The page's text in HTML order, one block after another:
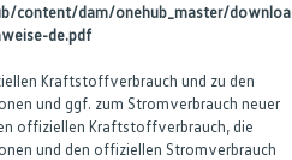
content/dam/onehub_master/
de.pdf
Kraftstoffverbrauch und zu den
und ggf. zum Stromverbrauch neuer
offiziellen Kraftstoffverbrauch, die
und den offiziellen Stromverbrauch